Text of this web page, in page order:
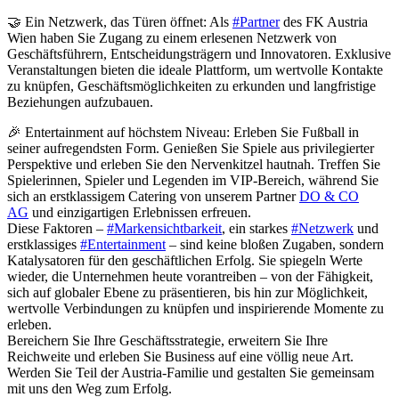
🤝 Ein Netzwerk, das Türen öffnet: Als #Partnerdes FK Austria
Wien haben Sie Zugang zu einem erlesenen Netzwerk von
Geschäftsführern, Entscheidungsträgern und Innovatoren. Exklusive
Veranstaltungen bieten die ideale Plattform, um wertvolle Kontakte
zu knüpfen, Geschäftsmöglichkeiten zu erkunden und langfristige
Beziehungen aufzubauen.
🎉 Entertainment auf höchstem Niveau: Erleben Sie Fußball in
seiner aufregendsten Form. Genießen Sie Spiele aus privilegierter
Perspektive und erleben Sie den Nervenkitzel hautnah. Treffen Sie
Spielerinnen, Spieler und Legenden im VIP-Bereich, während Sie
sich an erstklassigem Catering von unserem PartnerDO & CO
AG und einzigartigen Erlebnissen erfreuen.
Diese Faktoren – #Markensichtbarkeit, ein starkes #Netzwerk und
erstklassiges #Entertainment – sind keine bloßen Zugaben, sondern
Katalysatoren für den geschäftlichen Erfolg. Sie spiegeln Werte
wieder, die Unternehmen heute vorantreiben – von der Fähigkeit,
sich auf globaler Ebene zu präsentieren, bis hin zur Möglichkeit,
wertvolle Verbindungen zu knüpfen und inspirierende Momente zu
erleben.
Bereichern Sie Ihre Geschäftsstrategie, erweitern Sie Ihre
Reichweite und erleben Sie Business auf eine völlig neue Art.
Werden Sie Teil der Austria-Familie und gestalten Sie gemeinsam
mit uns den Weg zum Erfolg.